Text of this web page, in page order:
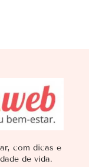
com dicas e
de vida.